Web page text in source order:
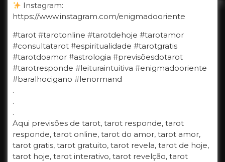
Instagram:
https://www.instagram.com/enigmadooriente
#tarot #tarotonline #tarotdehoje #tarotamor
#consultatarot #espiritualidade #tarotgratis
#tarotdoamor #astrologia #previsõesdotarot
#tarotresponde #leituraintuitiva #enigmadooriente
#baralhocigano #lenormand
.
.
.
Aqui previsões de tarot, tarot responde, tarot
responde, tarot online, tarot do amor, tarot amor,
tarot gratis, tarot gratuito, tarot revela, tarot de hoje,
tarot hoje, tarot interativo, tarot revelção, tarot